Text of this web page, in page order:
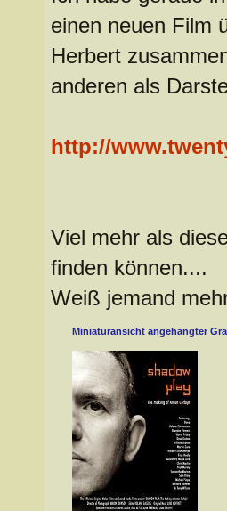
einen neuen Film
Herbert
anderen als
http://
Viel mehr als
finden können....
Weiß jemand
Miniaturansicht angehängter